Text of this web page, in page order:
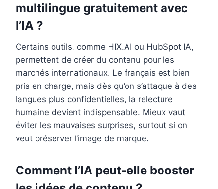
multilingue gratuitement avec
l’IA ?
Certains outils, comme HIX.AI ou HubSpot IA,
permettent de créer du contenu pour les
marchés internationaux. Le français est bien
pris en charge, mais dès qu’on s’attaque à des
langues plus confidentielles, la relecture
humaine devient indispensable. Mieux vaut
éviter les mauvaises surprises, surtout si on
veut préserver l’image de marque.
Comment l’IA peut-elle booster